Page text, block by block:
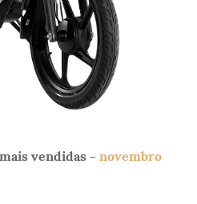
vendidas - novembro